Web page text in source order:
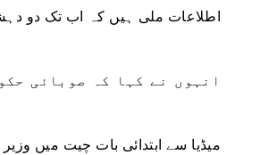
اطلاعات ملی ہیں کہ اب تک دو
انہوں نے کہا کہ صوبائی
میڈیا سے ابتدائی بات چیت میں